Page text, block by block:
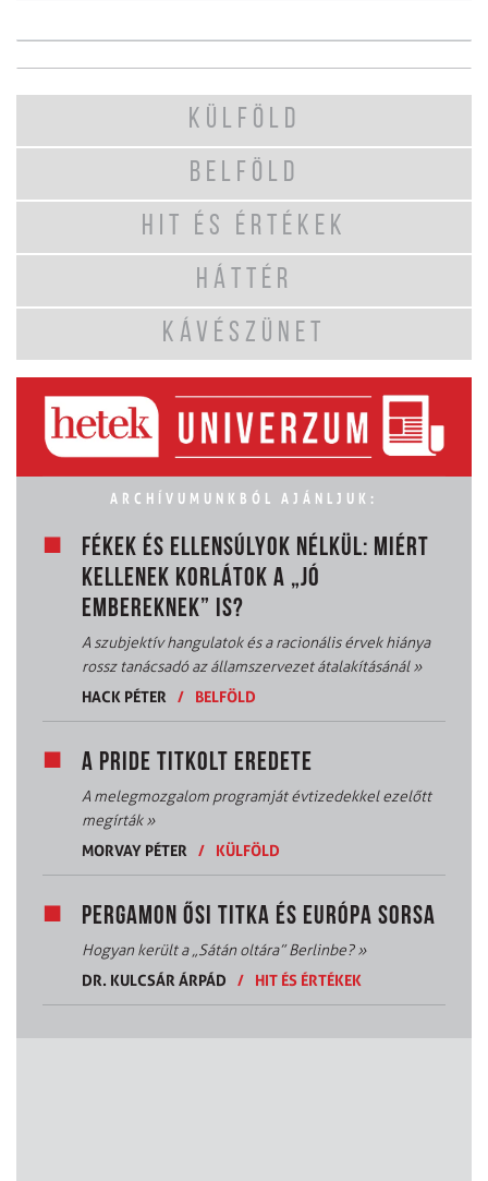
KÜLFÖLD
BELFÖLD
HIT ÉS ÉRTÉKEK
HÁTTÉR
KÁVÉSZÜNET
ARCHÍVUMUNKBÓL AJÁNLJUK:
FÉKEK ÉS ELLENSÚLYOK NÉLKÜL: MIÉRT
KELLENEK KORLÁTOK A „JÓ
EMBEREKNEK” IS?
A szubjektív hangulatok és a racionális érvek hiánya
rossz tanácsadó az államszervezet átalakításánál»
HACK PÉTER
/ BELFÖLD
A PRIDE TITKOLT EREDETE
A melegmozgalom programját évtizedekkel ezelőtt
megírták»
MORVAY PÉTER
/ KÜLFÖLD
PERGAMON ŐSI TITKA ÉS EURÓPA SORSA
Hogyan került a „Sátán oltára” Berlinbe?»
DR. KULCSÁR ÁRPÁD
/ HIT ÉS ÉRTÉKEK